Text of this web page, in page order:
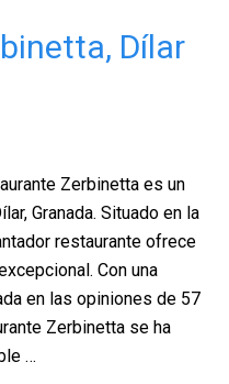
Dílar
Zerbinetta es un
Granada. Situado en la
restaurante ofrece
Con una
en las opiniones de 57
Zerbinetta se ha
…